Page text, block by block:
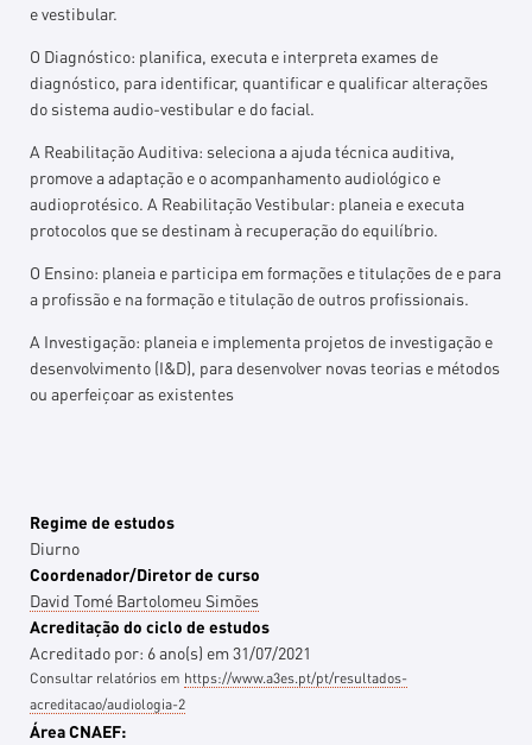
e vestibular.
O Diagnóstico: planifica, executa e interpreta exames de
diagnóstico, para identificar, quantificar e qualificar alterações
do sistema audio-vestibular e do facial.
A Reabilitação Auditiva: seleciona a ajuda técnica auditiva,
promove a adaptação e o acompanhamento audiológico e
audioprotésico. A Reabilitação Vestibular: planeia e executa
protocolos que se destinam à recuperação do equilíbrio.
O Ensino: planeia e participa em formações e titulações de e para
a profissão e na formação e titulação de outros profissionais.
A Investigação: planeia e implementa projetos de investigação e
desenvolvimento (I&D), para desenvolver novas teorias e métodos
ou aperfeiçoar as existentes
Regime de estudos
Diurno
Coordenador/Diretor de curso
David Tomé Bartolomeu Simões
Acreditação do ciclo de estudos
Acreditado por: 6ano(s) em 31/07/2021
Consultar relatórios em https://www.a3es.pt/pt/resultados-
acreditacao/audiologia-2
Área CNAEF: